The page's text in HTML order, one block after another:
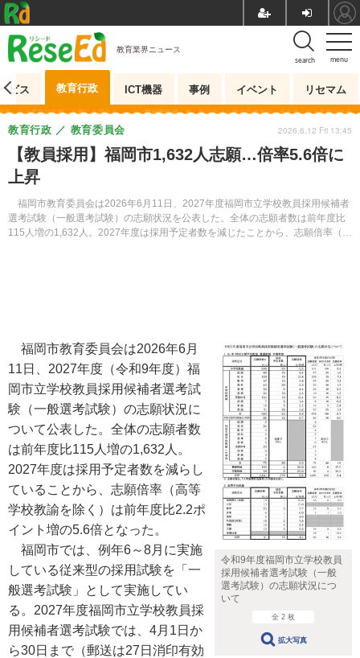
menu
search
教育業界ニュース
ビス 教育行政 ICT機器 事例 イベント リセマム
【教員採用】福岡市1,632人志願…倍率5.6倍に
上昇
福岡市教育委員会は2026年6月11日、2027年度福岡市立学校教員採用候補者
選考試験（一般選考試験）の志願状況を公表した。全体の志願者数は前年度比
115人増の1,632人。2027年度は採用予定者数を減じたことから、志願倍率（高
教育行政 教育委員会 2026.6.12 Fri 13:45
令和9年度福岡市立学校教員
採用候補者選考試験（一般
選考試験）の志願状況につ
いて
全 2 枚
拡大写真
福岡市教育委員会は2026年6月
11日、2027年度（令和9年度）福
岡市立学校教員採用候補者選考試
験（一般選考試験）の志願状況に
ついて公表した。全体の志願者数
は前年度比115人増の1,632人。
2027年度は採用予定者数を減らし
ていることから、志願倍率（高等
学校教諭を除く）は前年度比2.2ポ
イント増の5.6倍となった。
福岡市では、例年6～8月に実施
している従来型の採用試験を「一
般選考試験」として実施してい
る。2027年度福岡市立学校教員採
用候補者選考試験では、4月1日か
ら30日まで（郵送は27日消印有効